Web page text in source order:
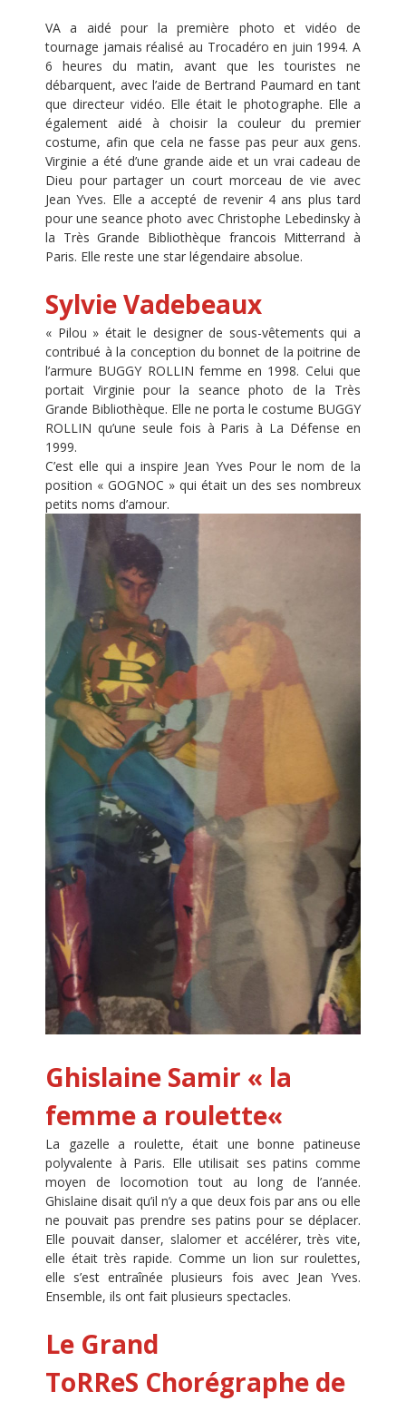
VA a aidé pour la première photo et vidéo de
tournage jamais réalisé au Trocadéro en juin 1994. A
6 heures du matin, avant que les touristes ne
débarquent, avec l’aide de Bertrand Paumard en tant
que directeur vidéo. Elle était le photographe. Elle a
également aidé à choisir la couleur du premier
costume, afin que cela ne fasse pas peur aux gens.
Virginie a été d’une grande aide et un vrai cadeau de
Dieu pour partager un court morceau de vie avec
Jean Yves. Elle a accepté de revenir 4 ans plus tard
pour une seance photo avec Christophe Lebedinsky à
la Très Grande Bibliothèque francois Mitterrand à
Paris. Elle reste une star légendaire absolue.
Sylvie Vadebeaux
« Pilou » était le designer de sous-vêtements qui a
contribué à la conception du bonnet de la poitrine de
l’armure BUGGY ROLLIN femme en 1998. Celui que
portait Virginie pour la seance photo de la Très
Grande Bibliothèque. Elle ne porta le costume BUGGY
ROLLIN qu’une seule fois à Paris à La Défense en
1999.
C’est elle qui a inspire Jean Yves Pour le nom de la
position « GOGNOC » qui était un des ses nombreux
petits noms d’amour.
Ghislaine Samir « la
femme a roulette«
La gazelle a roulette, était une bonne patineuse
polyvalente à Paris. Elle utilisait ses patins comme
moyen de locomotion tout au long de l’année.
Ghislaine disait qu’il n’y a que deux fois par ans ou elle
ne pouvait pas prendre ses patins pour se déplacer.
Elle pouvait danser, slalomer et accélérer, très vite,
elle était très rapide. Comme un lion sur roulettes,
elle s’est entraînée plusieurs fois avec Jean Yves.
Ensemble, ils ont fait plusieurs spectacles.
Le Grand
ToRReS Chorégraphe de